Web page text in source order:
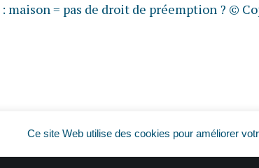
: maison = pas de droit de préemption ? ©
Ce site Web utilise des cookies pour améliorer